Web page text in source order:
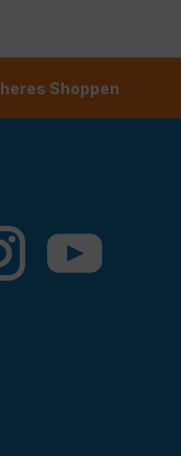
Shoppen